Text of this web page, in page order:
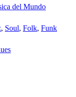
del Mundo
, Soul, Folk, Funk